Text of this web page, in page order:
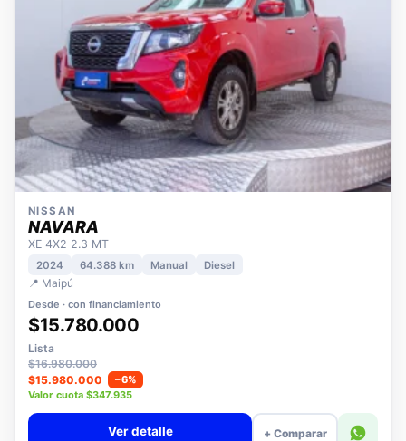
NISSAN
NAVARA
XE 4X2 2.3 MT
2024
📍 Maipú
Desde · con financiamiento
$15.780.000
Lista
$16.980.000
$15.980.000
−6%
Valor cuota $347.935